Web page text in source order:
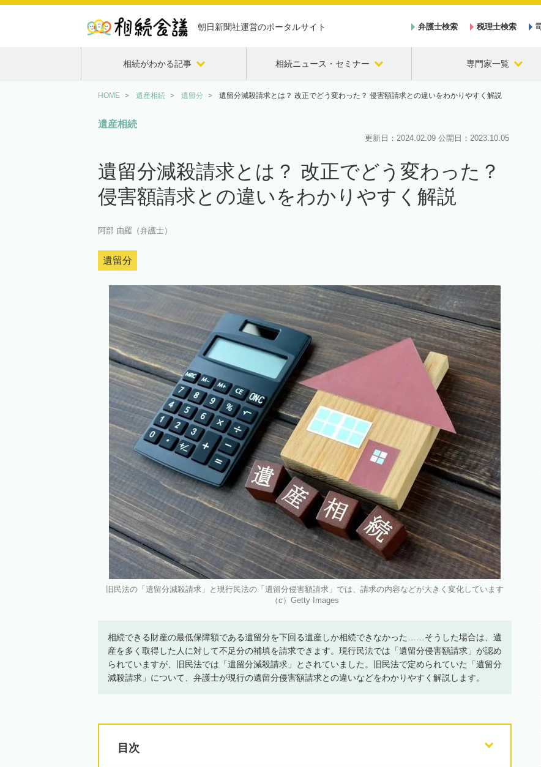
朝日新聞社運営のポータルサイト 弁護士検索 税理士検索
相続がわかる記事 相続ニュース・セミナー 専門家一覧
HOME 遺産相続 遺留分 遺留分減殺請求とは？ 改正でどう変わった？ 侵害額請求との違いをわかりやすく解説
遺産相続
更新日： 2024.02.09 公開日： 2023.10.05
遺留分減殺請求とは？ 改正でどう変わった？
侵害額請求との違いをわかりやすく解説
阿部 由羅（弁護士）
遺留分
旧民法の「遺留分減殺請求」と現行民法の「遺留分侵害額請求」では、請求の内容などが大きく変化しています
（c）Getty Images
相続できる財産の最低保障額である遺留分を下回る遺産しか相続できなかった……そうした場合は、遺
産を多く取得した人に対して不足分の補填を請求できます。現行民法では「遺留分侵害額請求」が認め
られていますが、旧民法では「遺留分減殺請求」とされていました。旧民法で定められていた「遺留分
減殺請求」について、弁護士が現行の遺留分侵害額請求との違いなどをわかりやすく解説します。
目次